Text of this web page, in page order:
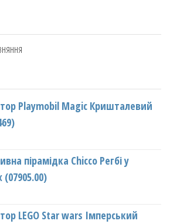
Playmobil Magic Кришталевий
пірамідка Chicco Регбі у
LEGO Star wars Імперський